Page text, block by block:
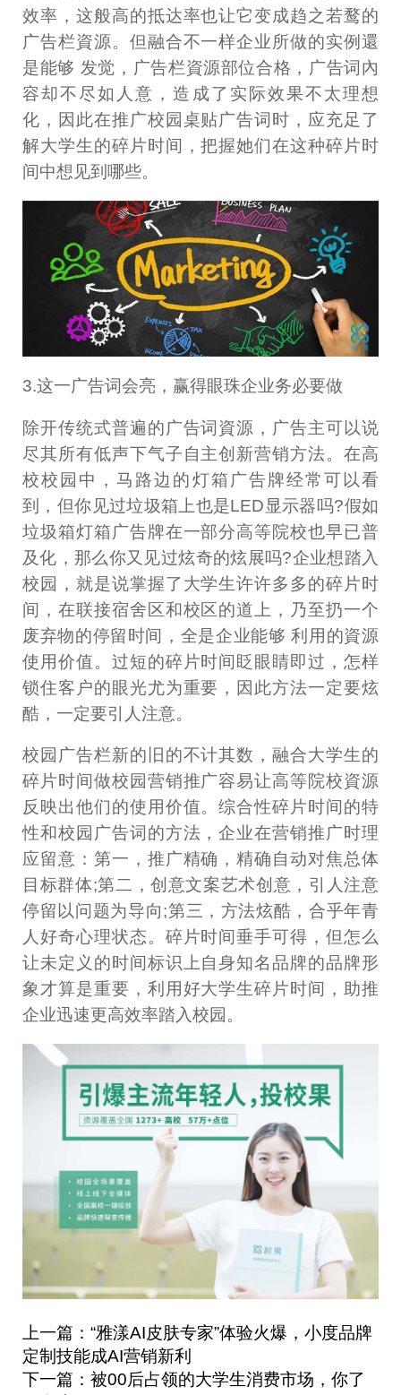
效率，这般高的抵达率也让它变成趋之若鹜的
广告栏資源。但融合不一样企业所做的实例還
是能够 发觉，广告栏資源部位合格，广告词內
容却不尽如人意，造成了实际效果不太理想
化，因此在推广校园桌贴广告词时，应充足了
解大学生的碎片时间，把握她们在这种碎片时
间中想见到哪些。
3.这一广告词会亮，赢得眼珠企业务必要做
除开传统式普遍的广告词資源，广告主可以说
尽其所有低声下气子自主创新营销方法。在高
校校园中，马路边的灯箱广告牌经常可以看
到，但你见过垃圾箱上也是LED显示器吗?假如
垃圾箱灯箱广告牌在一部分高等院校也早已普
及化，那么你又见过炫奇的炫展吗?企业想踏入
校园，就是说掌握了大学生许许多多的碎片时
间，在联接宿舍区和校区的道上，乃至扔一个
废弃物的停留时间，全是企业能够 利用的資源
使用价值。过短的碎片时间眨眼睛即过，怎样
锁住客户的眼光尤为重要，因此方法一定要炫
酷，一定要引人注意。
校园广告栏新的旧的不计其数，融合大学生的
碎片时间做校园营销推广容易让高等院校資源
反映出他们的使用价值。综合性碎片时间的特
性和校园广告词的方法，企业在营销推广时理
应留意：第一，推广精确，精确自动对焦总体
目标群体;第二，创意文案艺术创意，引人注意
停留以问题为导向;第三，方法炫酷，合乎年青
人好奇心理状态。碎片时间垂手可得，但怎么
让未定义的时间标识上自身知名品牌的品牌形
象才算是重要，利用好大学生碎片时间，助推
企业迅速更高效率踏入校园。
上一篇：“雅漾AI皮肤专家”体验火爆，小度品牌
定制技能成AI营销新利
下一篇：被00后占领的大学生消费市场，你了